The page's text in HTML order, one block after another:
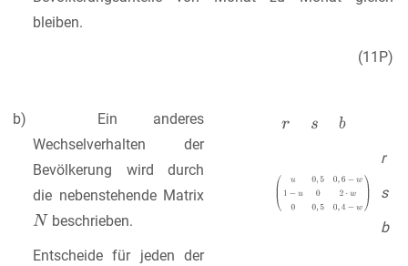
bleiben.
(11P)
b) Ein anderes
Wechselverhalten der
Bevölkerung wird durch
die nebenstehende Matrix
beschrieben.
Entscheide für jeden der
r
s
b